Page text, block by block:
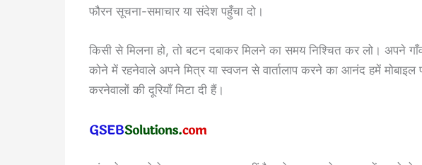
फौरन सूचना-समाचार या संदेश पहुँचा दो।
किसी से मिलना हो, तो बटन दबाकर मिलने का समय निश्चित कर लो। अपने
कोने में रहनेवाले अपने मित्र या स्वजन से वार्तालाप करने का आनंद हमें मोबाइल
करनेवालों की दूरियाँ मिटा दी हैं।